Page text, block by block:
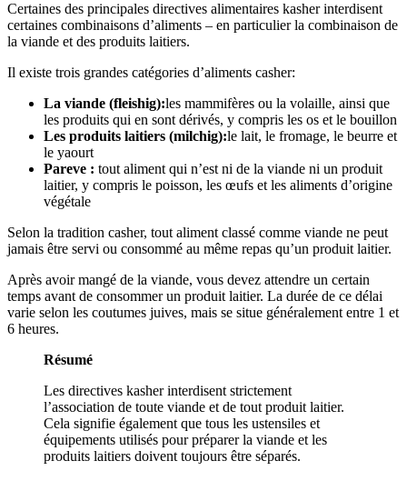
Certaines des principales directives alimentaires kasher interdisent
certaines combinaisons d’aliments – en particulier la combinaison de
la viande et des produits laitiers.
Il existe trois grandes catégories d’aliments casher:
La viande (fleishig):les mammifères ou la volaille, ainsi que
les produits qui en sont dérivés, y compris les os et le bouillon
Les produits laitiers (milchig):le lait, le fromage, le beurre et
le yaourt
Pareve : tout aliment qui n’est ni de la viande ni un produit
laitier, y compris le poisson, les œufs et les aliments d’origine
végétale
Selon la tradition casher, tout aliment classé comme viande ne peut
jamais être servi ou consommé au même repas qu’un produit laitier.
Après avoir mangé de la viande, vous devez attendre un certain
temps avant de consommer un produit laitier. La durée de ce délai
varie selon les coutumes juives, mais se situe généralement entre 1 et
6 heures.
Résumé
Les directives kasher interdisent strictement
l’association de toute viande et de tout produit laitier.
Cela signifie également que tous les ustensiles et
équipements utilisés pour préparer la viande et les
produits laitiers doivent toujours être séparés.